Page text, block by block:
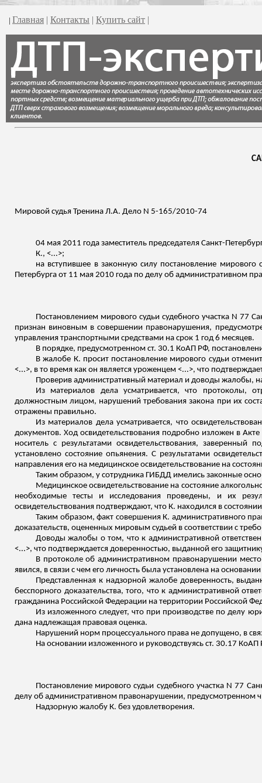
| Главная | Контакты | Купить сайт |
Мировой судья Тренина Л.А. Дело N 5-165/2010-74
04 мая 2011 года заместитель председателя Санкт-
К., <...>;
на вступившее в законную силу постановление мирового
Петербурга от 11 мая 2010 года по делу об административном
Постановлением мирового судьи судебного участка N 77
признан виновным в совершении правонарушения,
управления транспортными средствами на срок 1 год 6 месяцев.
В порядке, предусмотренном ст. 30.1 КоАП РФ,
В жалобе К. просит постановление мирового судьи
<...>, в то время как он является уроженцем <...>, что
Проверив административный материал и доводы жалобы,
Из материалов дела усматривается, что протоколы,
должностным лицом, нарушений требования закона при их
отражены правильно.
Из материалов дела усматривается, что
документов. Ход освидетельствования подробно изложен в
носитель с результатами освидетельствования,
установлено состояние опьянения. С результатами
направления его на медицинское освидетельствование на
Таким образом, у сотрудника ГИБДД имелись законные
Медицинское освидетельствование на состояние
необходимые тесты и исследования проведены, и их
освидетельствования подтверждают, что К. находился в
Таким образом, факт совершения К. административного
доказательств, оцененных мировым судьей в соответствии с
Доводы жалобы о том, что к административной
<...>, что подтверждается доверенностью, выданной его
В протоколе об административном правонарушении
явился, в связи с чем его личность была установлена на
Представленная к надзорной жалобе доверенность,
бесспорного доказательства, того, что к административной
гражданина Российской Федерации на территории Российской
Из изложенного следует, что при производстве по делу
дана надлежащая правовая оценка.
Нарушений норм процессуального права не допущено, в
На основании изложенного и руководствуясь ст. 30.17 КоАП
Постановление мирового судьи судебного участка N 77
делу об административном правонарушении, предусмотренном
Надзорную жалобу К. без удовлетворения.